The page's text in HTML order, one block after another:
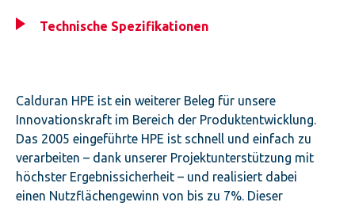
Technische Spezifikationen
Calduran HPE ist ein weiterer Beleg für unsere
Innovationskraft im Bereich der Produktentwicklung.
Das 2005 eingeführte HPE ist schnell und einfach zu
verarbeiten – dank unserer Projektunterstützung mit
höchster Ergebnissicherheit – und realisiert dabei
einen Nutzflächengewinn von bis zu 7%. Dieser